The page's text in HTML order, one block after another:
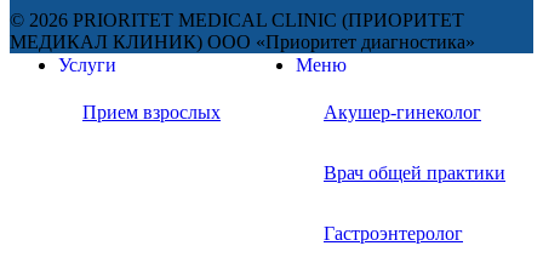
© 2026 PRIORITET MEDICAL CLINIC (ПРИОРИТЕТ
МЕДИКАЛ КЛИНИК) ООО «Приоритет диагностика»
Меню
Услуги
Прием взрослых Акушер-гинеколог
Врач общей практики
Гастроэнтеролог